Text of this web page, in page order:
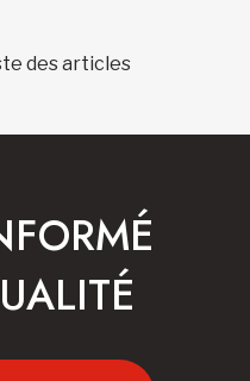
des articles